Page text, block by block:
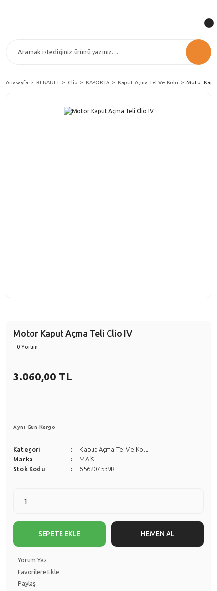
Anasayfa RENAULT Clio KAPORTA Kaput Açma Tel Ve Kolu Motor
Motor Kaput Açma Teli Clio IV
0 Yorum
3.060,00 TL
Aynı Gün Kargo
Kategori
Kaput Açma Tel Ve Kolu
Marka
MAİS
Stok Kodu
656207539R
SEPETE EKLE HEMEN AL
Yorum Yaz
Paylaş